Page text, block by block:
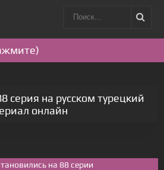
серия на русском турецкий
онлайн
на 88 серии